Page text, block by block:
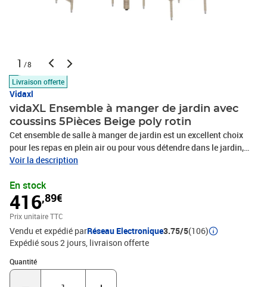
1 /8
Livraison offerte
Vidaxl
vidaXL Ensemble à manger de jardin avec
coussins 5Pièces Beige poly rotin
Cet ensemble de salle à manger de jardin est un excellent choix
pour les repas en plein air ou pour vous détendre dans le jardin,
dans l'arrière-cour ou sur la terrasse. Matériau durable : la résine
matériau synthétique solide et nécessitant peu d'entretien qui
ressemble au rotin naturel. Il est léger, facile à nettoyer et
couramment utilisé pour les meubles d'extérieur en raison de sa
durabilité et de ses propriétés de résistance aux
intempéries.Dossier réglable : ce siège de jardin est doté d'une
poignée. Vous pouvez régler le dossier dans n'importe quelle
position en tirant sur la poignée et le remettre rapidement dans sa
position initiale.Expérience d'assise confortable : ce mobilier
Voir la description
En stock
416,89€
Prix unitaire TTC
Vendu et expédié parRéseau Electronique3.75/5(106)
Expédié sous 2 jours livraison offerte
Quantité
Quantité : 1